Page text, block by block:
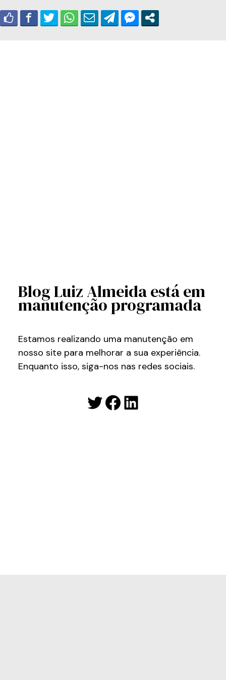
Blog Luiz Almeida está em
manutenção programada
Estamos realizando uma manutenção em
nosso site para melhorar a sua experiência.
Enquanto isso, siga-nos nas redes sociais.
Twitter
Facebook
LinkedIn